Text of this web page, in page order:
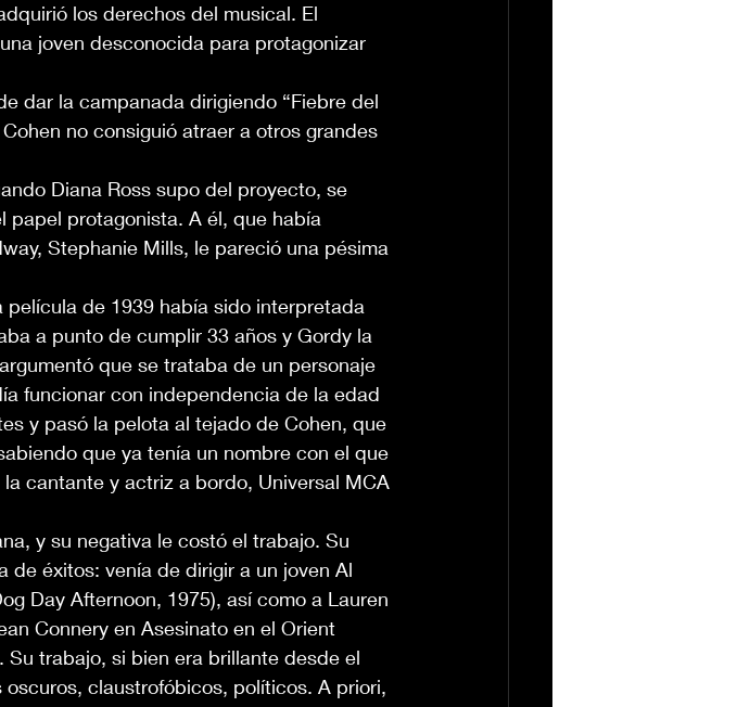
los derechos del musical. El
joven desconocida para protagonizar
dar la campanada dirigiendo “Fiebre del
no consiguió atraer a otros grandes
Diana Ross supo del proyecto, se
papel protagonista. A él, que había
Stephanie Mills, le pareció una pésima
de 1939 había sido interpretada
a punto de cumplir 33 años y Gordy la
que se trataba de un personaje
funcionar con independencia de la edad
y pasó la pelota al tejado de Cohen, que
que ya tenía un nombre con el que
cantante y actriz a bordo, Universal MCA
y su negativa le costó el trabajo. Su
de éxitos: venía de dirigir a un joven Al
Day Afternoon, 1975), así como a Lauren
Connery en Asesinato en el Orient
Su trabajo, si bien era brillante desde el
claustrofóbicos, políticos. A priori,